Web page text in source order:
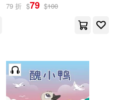
79 折 $79 $100